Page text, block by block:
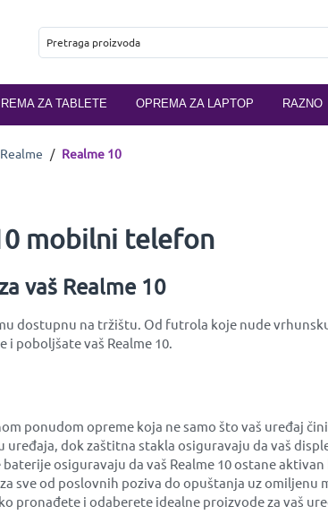
ZA TABLETE OPREMA ZA LAPTOP RAZNO
Realme / Realme 10
mobilni telefon
vaš Realme 10
dostupnu na tržištu. Od futrola koje nude
poboljšate vaš Realme 10.
ponudom opreme koja ne samo što vaš uređaj
uređaja, dok zaštitna stakla osiguravaju da vaš
osiguravaju da vaš Realme 10 ostane
sve od poslovnih poziva do opuštanja uz
pronađete i odaberete idealne proizvode za vaš